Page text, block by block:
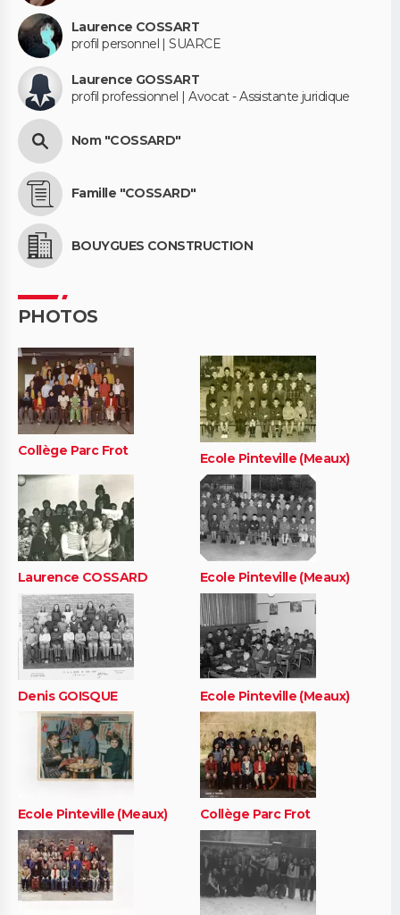
Laurence COSSART
profil personnel | SUARCE
Laurence GOSSART
profil professionnel | Avocat - Assistante juridique
Nom "COSSARD"
Famille "COSSARD"
BOUYGUES CONSTRUCTION
PHOTOS
Collège Parc Frot Ecole Pinteville (Meaux)
Laurence COSSARD Ecole Pinteville (Meaux)
Denis GOISQUE Ecole Pinteville (Meaux)
Ecole Pinteville (Meaux) Collège Parc Frot